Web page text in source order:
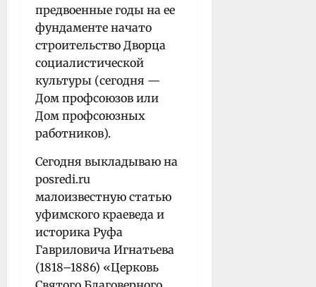
предвоенные годы на ее
фундаменте начато
строительство Дворца
социалистической
культуры (сегодня —
Дом профсоюзов или
Дом профсоюзных
работников).
Сегодня выкладываю на
posredi.ru
малоизвестную статью
уфимского краеведа и
историка Руфа
Гавриловича Игнатьева
(1818–1886) «Церковь